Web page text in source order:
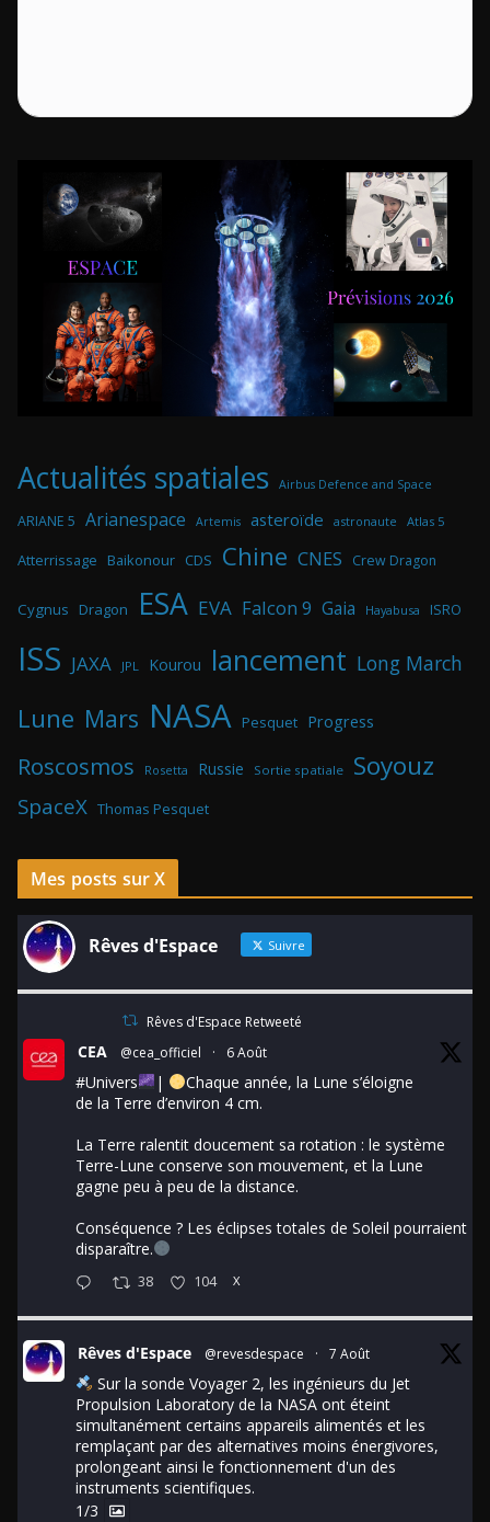
Actualités spatiales Airbus Defence and Space
ARIANE 5 Arianespace Artemis asteroïde astronaute Atlas 5
Atterrissage Baikonour CDS Chine CNES Crew Dragon
Cygnus Dragon ESA EVA Falcon 9 Gaia Hayabusa ISRO
ISS JAXA JPL Kourou lancement Long March
Lune Mars NASA Pesquet Progress
Roscosmos Rosetta Russie Sortie spatiale Soyouz
SpaceX Thomas Pesquet
Mes posts sur X
Rêves d'Espace Suivre
Rêves d'Espace Retweeté
CEA @cea_officiel · 6 Août
#Univers |
Chaque année, la Lune s’éloigne
de la Terre d’environ 4 cm.
La Terre ralentit doucement sa rotation : le système
Terre-Lune conserve son mouvement, et la Lune
gagne peu à peu de la distance.
Conséquence ? Les éclipses totales de Soleil pourraient
disparaître.
38 104 X
Rêves d'Espace @revesdespace · 7 Août
Sur la sonde Voyager 2, les ingénieurs du Jet
Propulsion Laboratory de la NASA ont éteint
simultanément certains appareils alimentés et les
remplaçant par des alternatives moins énergivores,
prolongeant ainsi le fonctionnement d'un des
instruments scientifiques.
1/3